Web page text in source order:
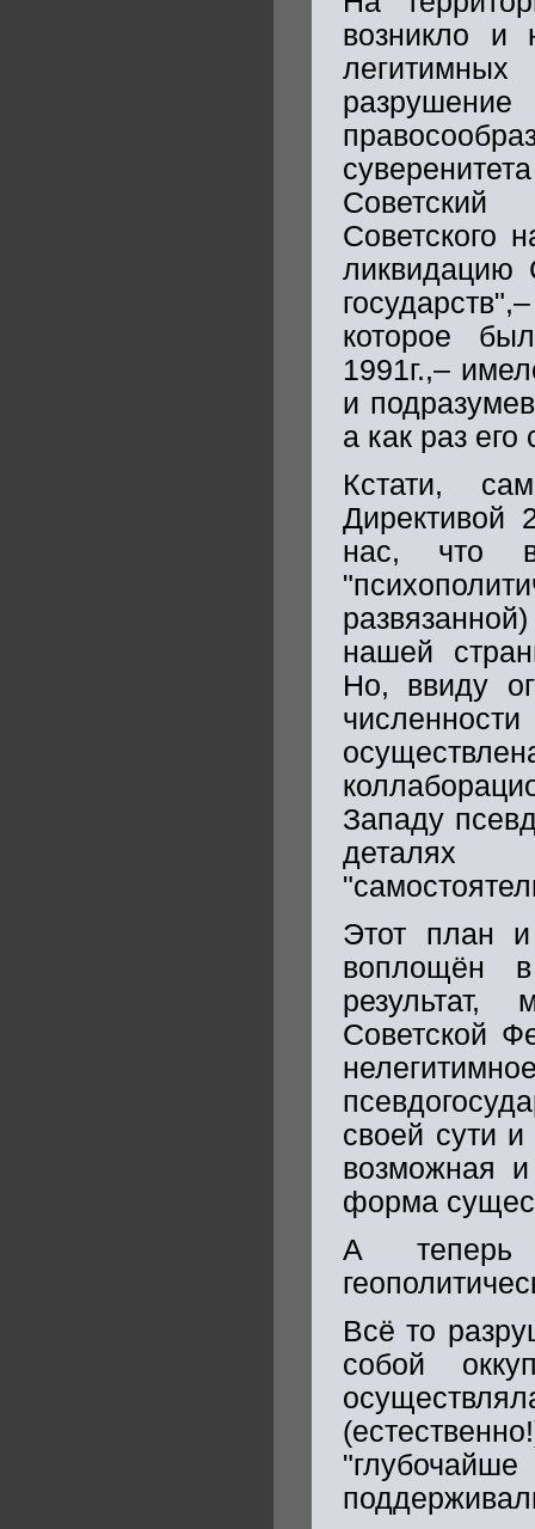
возникло и
Советский
Советского
ликвидацию
которое
1991г.,–
и
а как раз
Кстати,
Директивой
нас, что
нашей
Но, ввиду
Западу
деталях
Этот план
воплощён
Советской
своей сути
возможная
форма
А теперь
Всё то
собой